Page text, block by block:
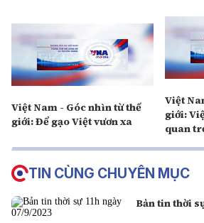
Việt Nam - Góc nhìn từ thế
giới: Để gạo Việt vươn xa
Việt
giới:
quan
TIN CÙNG CHUYÊN MỤC
Bản tin thời